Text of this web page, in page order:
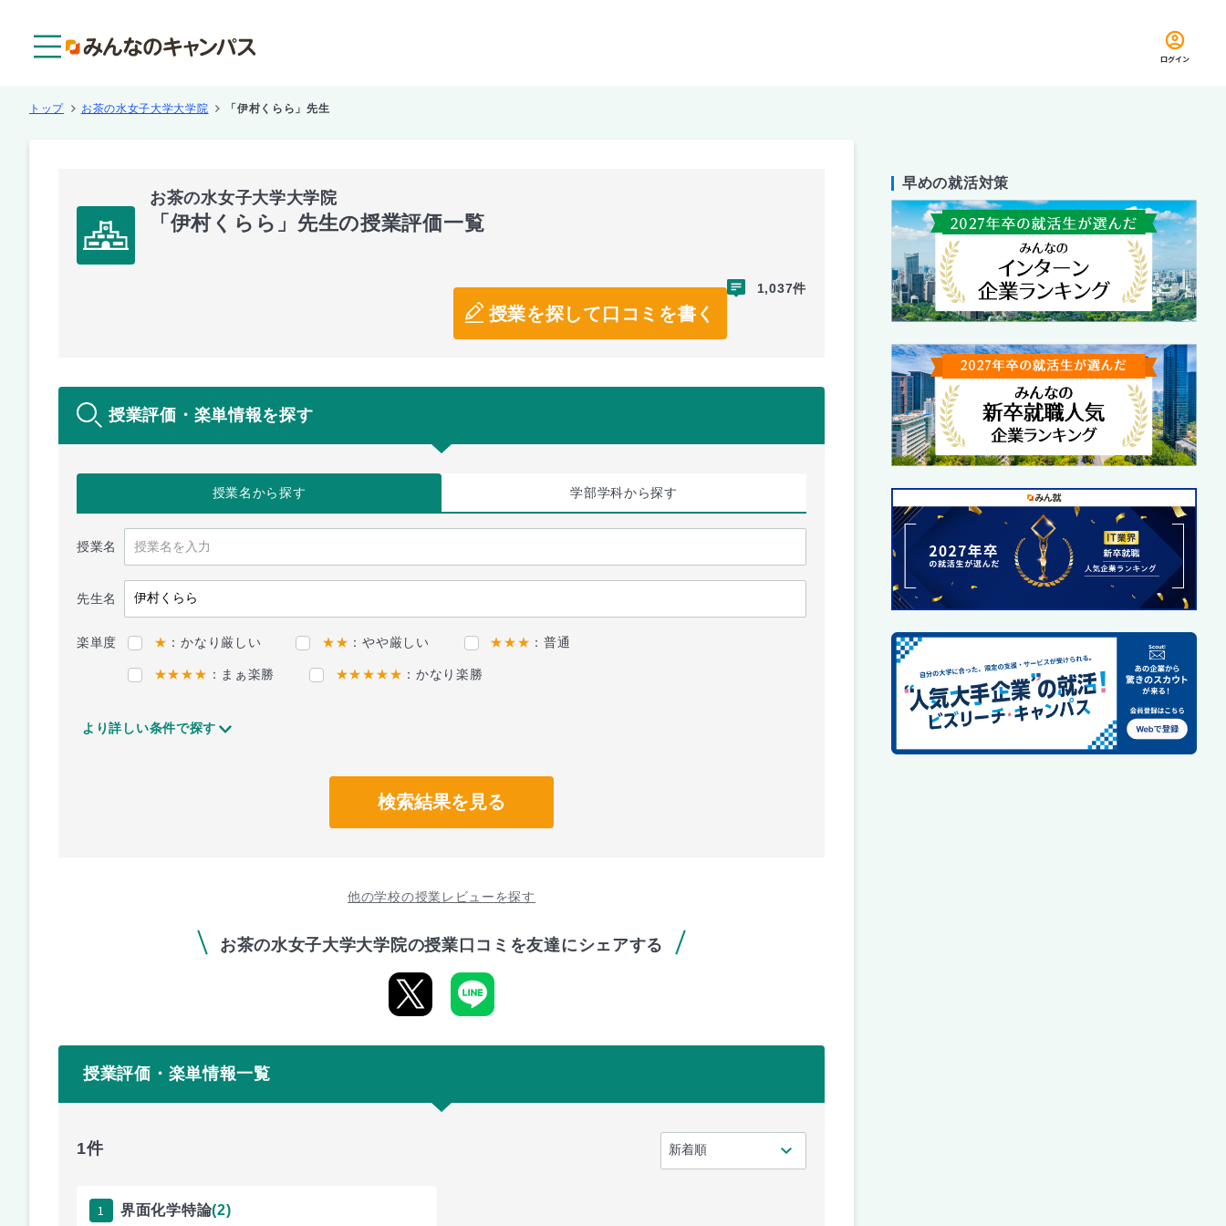
ログイン
トップ お茶の水女子大学大学院 「伊村くらら」先生
お茶の水女子大学大学院
「伊村くらら」先生の授業評価一覧
授業を探して口コミを書く
1,037件
授業評価・楽単情報を探す
授業名から探す 学部学科から探す
授業名
先生名
楽単度 ★ ：かなり厳しい ★★ ：やや厳しい ★★★ ：普通
★★★★ ：まぁ楽勝 ★★★★★ ：かなり楽勝
より詳しい条件で探す
検索結果を見る
他の学校の授業レビューを探す
お茶の水女子大学大学院の授業口コミを友達にシェアする
授業評価・楽単情報一覧
1件
1 界面化学特論(2)
早めの就活対策